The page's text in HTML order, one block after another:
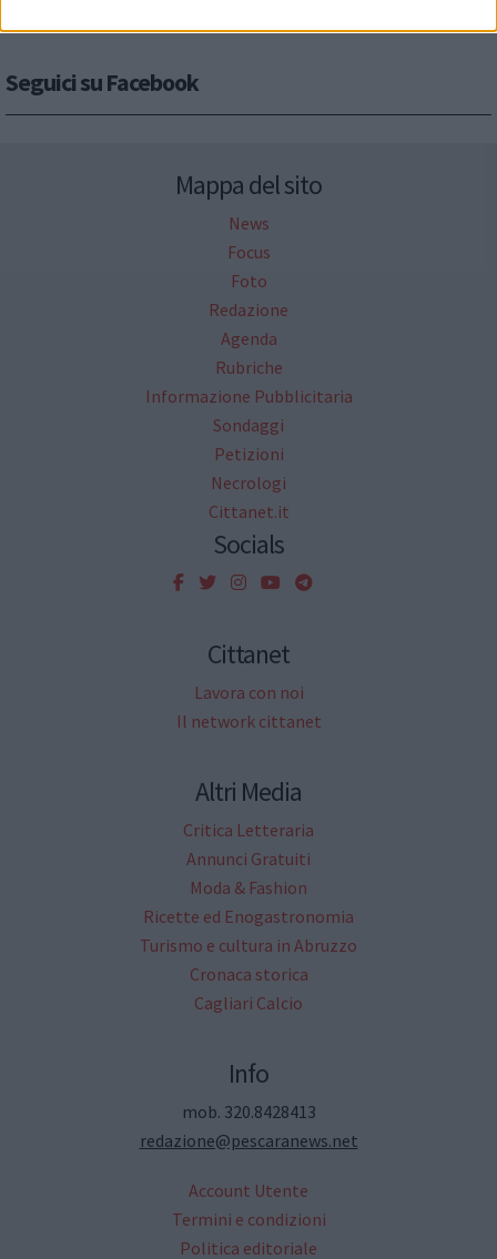
Seguici su Facebook
Mappa del sito
News
Focus
Foto
Redazione
Agenda
Rubriche
Informazione Pubblicitaria
Sondaggi
Petizioni
Necrologi
Cittanet.it
Socials
Cittanet
Lavora con noi
Il network cittanet
Altri Media
Critica Letteraria
Annunci Gratuiti
Moda & Fashion
Ricette ed Enogastronomia
Turismo e cultura in Abruzzo
Cronaca storica
Cagliari Calcio
Info
mob. 320.8428413
redazione@pescaranews.net
Account Utente
Termini e condizioni
Politica editoriale